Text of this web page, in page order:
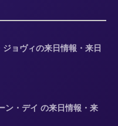
ジョヴィの来日情報・来日
ン・デイ の来日情報・来